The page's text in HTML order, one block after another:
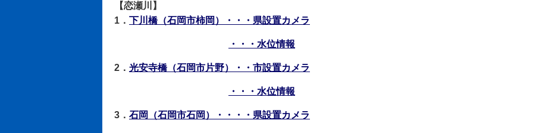
【恋瀬川】
1． 下川橋（石岡市柿岡）・・・県設置カメラ
・・・水位情報
2． 光安寺橋（石岡市片野）・・市設置カメラ
・・・水位情報
3． 石岡（石岡市石岡）・・・・県設置カメラ